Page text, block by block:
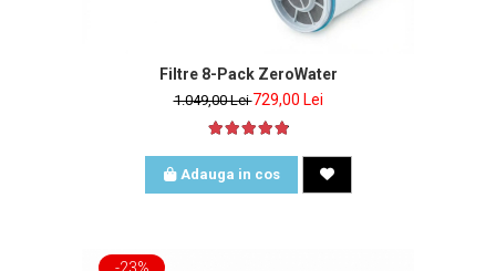
Filtre 8-Pack ZeroWater
1.049,00 Lei729,00 Lei
Adauga in cos
-23%